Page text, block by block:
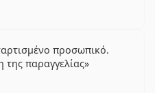
προσωπικό.
της παραγγελίας